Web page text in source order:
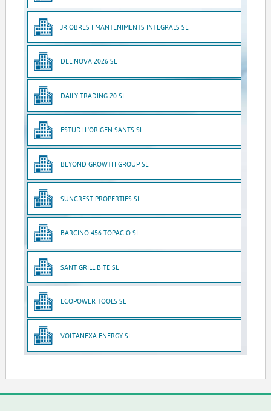
JR OBRES I MANTENIMENTS INTEGRALS SL
DELINOVA 2026 SL
DAILY TRADING 20 SL
ESTUDI L'ORIGEN SANTS SL
BEYOND GROWTH GROUP SL
SUNCREST PROPERTIES SL
BARCINO 456 TOPACIO SL
SANT GRILL BITE SL
ECOPOWER TOOLS SL
VOLTANEXA ENERGY SL